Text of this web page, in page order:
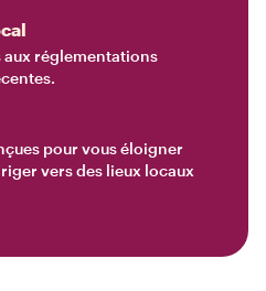
aux réglementations
pour vous éloigner
vers des lieux locaux